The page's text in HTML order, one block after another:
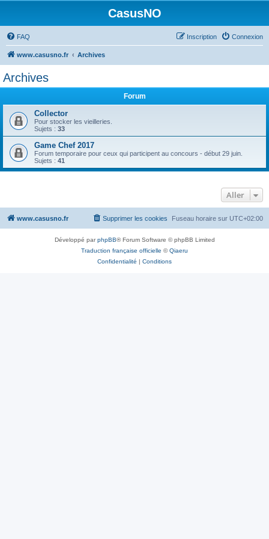
CasusNO
FAQ Connexion
Inscription
www.casusno.fr Archives
Archives
Forum
Collector
Pour stocker les vieilleries.
Sujets : 33
Game Chef 2017
Forum temporaire pour ceux qui participent au concours - début 29 juin.
Sujets : 41
Aller
www.casusno.fr Fuseau horaire sur UTC+02:00
Supprimer les cookies
Développé parphpBB® Forum Software © phpBB Limited
Traduction française officielle ©Qiaeru
Confidentialité | Conditions